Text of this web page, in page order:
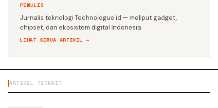
PENULIS
Jurnalis teknologi Technologue.id — meliput gadget,
chipset, dan ekosistem digital Indonesia.
LIHAT SEMUA ARTIKEL →
ARTIKEL TERKAIT